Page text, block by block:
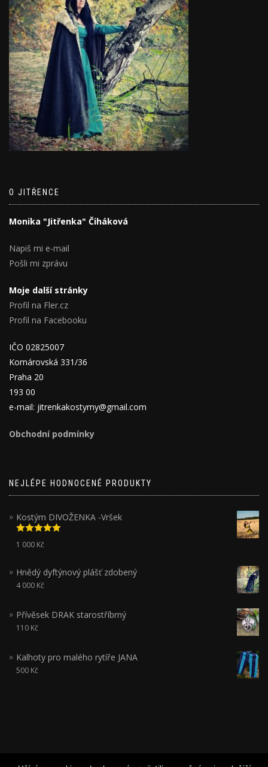
O JITŘENCE
Monika "Jitřenka" Čiháková
Napiš mi e-mail
Pošli mi zprávu
Moje další stránky
Profil na Fler.cz
Profil na Facebooku
IČO 02825007
Komárovská 331/36
Praha 20
193 00
e-mail: jitrenkakostymy@gmail.com
Obchodní podmínky
NEJLÉPE HODNOCENÉ PRODUKTY
Kostým DIVOŽENKA -Vršek
Hodnocení
5.00z 5
1 000 Kč
Hnědý dyftýnový plášť zdobený
4 000 Kč
Přívěsek DRAK starostříbrný
110 Kč
Kalhoty pro malého rytíře JANA
500 Kč